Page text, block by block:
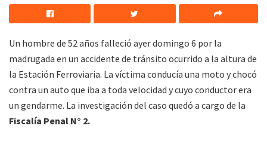
Un hombre de 52 años falleció ayer domingo 6 por la
madrugada en un accidente de tránsito ocurrido a la altura de
la Estación Ferroviaria. La víctima conducía una moto y chocó
contra un auto que iba a toda velocidad y cuyo conductor era
un gendarme. La investigación del caso quedó a cargo de la
Fiscalía Penal N° 2.